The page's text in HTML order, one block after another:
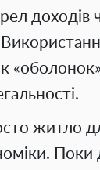
доходів
житло